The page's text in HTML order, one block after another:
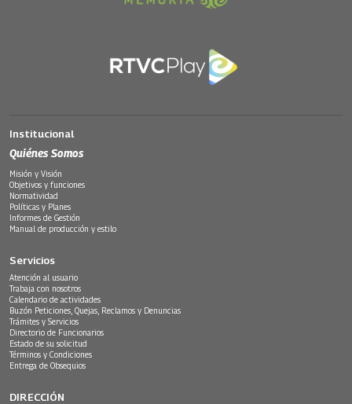
Institucional
Quiénes Somos
Misión y Visión
Objetivos y funciones
Normatividad
Políticas y Planes
Informes de Gestión
Manual de producción y estilo
Servicios
Atención al usuario
Trabaja con nosotros
Calendario de actividades
Buzón Peticiones, Quejas, Reclamos y Denuncias
Trámites y Servicios
Directorio de Funcionarios
Estado de su solicitud
Términos y Condiciones
Entrega de Obsequios
DIRECCIÓN